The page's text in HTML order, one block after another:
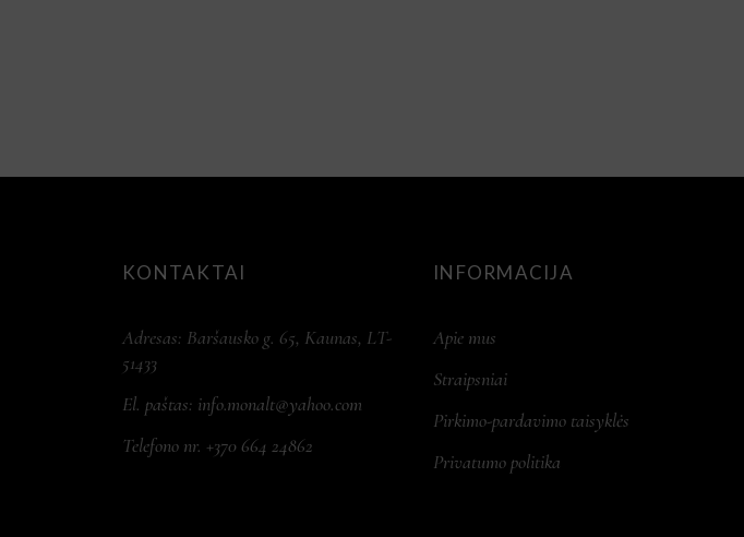
KONTAKTAI
Adresas: Baršausko g. 65, Kaunas, LT-
51433
El. paštas: info.monalt@yahoo.com
Telefono nr. +370 664 24862
INFORMACIJA
Apie mus
Straipsniai
Pirkimo-pardavimo taisyklės
Privatumo politika